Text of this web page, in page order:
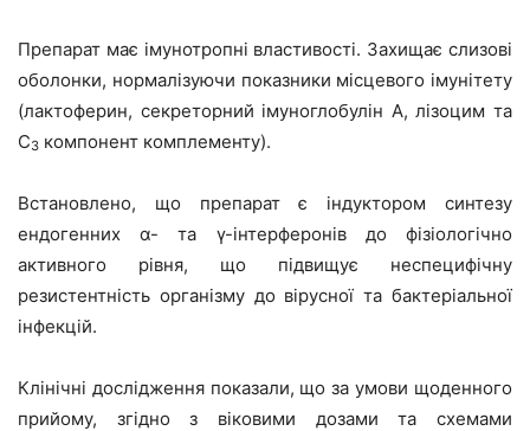
Препарат має імунотропні властивості. Захищає слизові
оболонки, нормалізуючи показники місцевого імунітету
(лактоферин, секреторний імуноглобулін А, лізоцим та
С3 компонент комплементу).
Встановлено, що препарат є індуктором синтезу
ендогенних α- та γ-інтерферонів до фізіологічно
активного рівня, що підвищує неспецифічну
резистентність організму до вірусної та бактеріальної
інфекцій.
Клінічні дослідження показали, що за умови щоденного
прийому, згідно з віковими дозами та схемами